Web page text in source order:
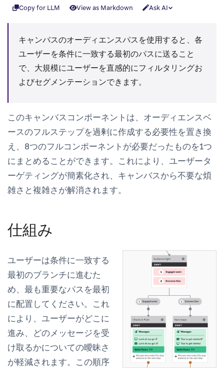
Copy for LLM View as Markdown Ask AI
キャンバスのオーディエンスパスを使用すると、各
ユーザーを条件に一致する最初のパスに送ること
で、大規模にユーザーを直感的にフィルタリングお
よびセグメンテーションできます。
このキャンバスコンポーネントは、オーディエンスベ
ースのフルステップを過剰に作成する必要性を置き換
え、8つのフルコンポーネントが必要だったものを1つ
にまとめることができます。これにより、ユーザータ
ーゲティングが簡素化され、キャンバスから不要な煩
雑さと複雑さが解消されます。
仕組み
ユーザーは条件に一致する
最初のブランチに進むた
め、最も重要なパスを最初
に配置してください。これ
により、ユーザーがどこに
進み、どのメッセージを受
け取るかについての曖昧さ
が軽減されます。この順序